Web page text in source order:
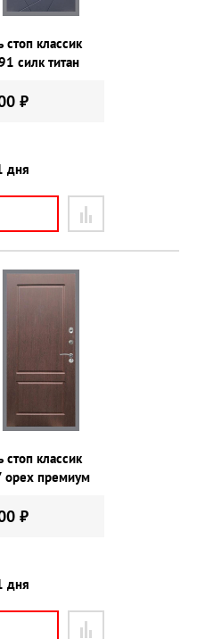
классик
силк титан
₽
дня
классик
орех премиум
₽
дня